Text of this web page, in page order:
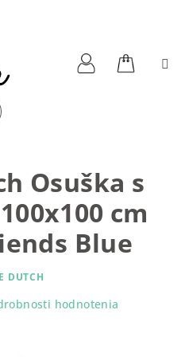
Osuška s
cm
Blue
DUTCH
hodnotenia